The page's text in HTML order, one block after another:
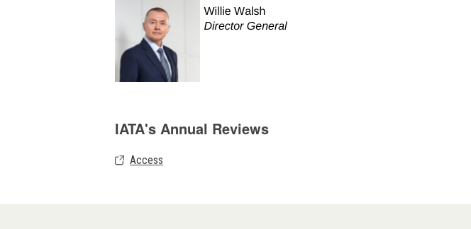
IATA's Annual Reviews
Access